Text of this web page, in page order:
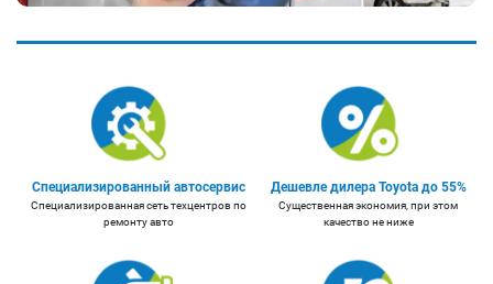
Специализированный автосервис
Специализированная сеть техцентров по
ремонту авто
Дешевле дилера Toyota до 55%
Существенная экономия, при этом
качество не ниже